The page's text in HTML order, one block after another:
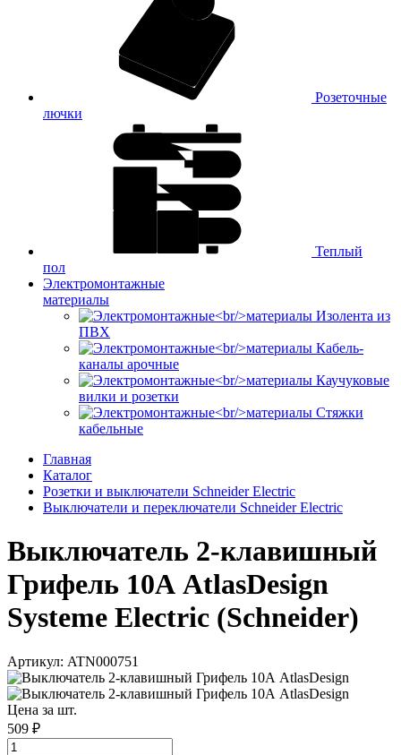
Розеточные
лючки
Теплый
пол
Электромонтажные
материалы
Изолента из
ПВХ
Кабель-
каналы арочные
Каучуковые
вилки и розетки
Стяжки
кабельные
Главная
Каталог
Розетки и выключатели Schneider Electric
Выключатели и переключатели Schneider Electric
Выключатель 2-клавишный
Грифель 10А AtlasDesign
Systeme Electric (Schneider)
Артикул: ATN000751
Цена за шт.
509 ₽